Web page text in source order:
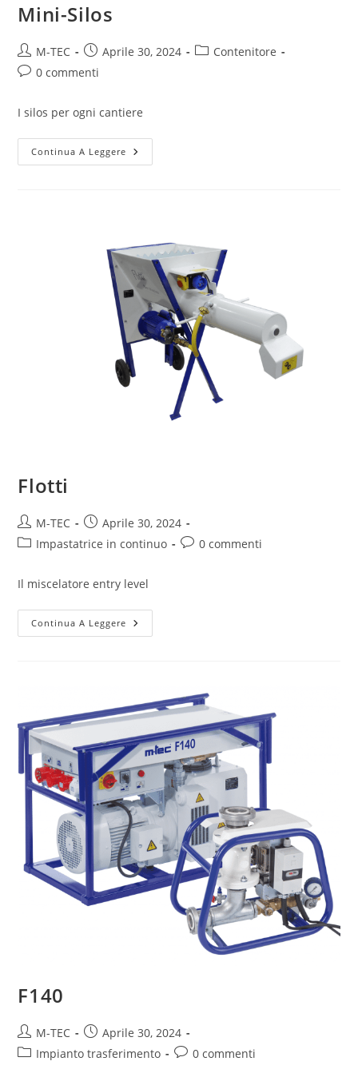
Mini-Silos
M-TEC Aprile 30, 2024
Contenitore
0 commenti
I silos per ogni cantiere
Continua A Leggere
Flotti
M-TEC
Aprile 30, 2024
Impastatrice in continuo
0 commenti
Il miscelatore entry level
Continua A Leggere
F140
M-TEC
Aprile 30, 2024
Impianto trasferimento
0 commenti